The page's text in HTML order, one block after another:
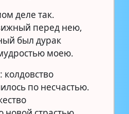
деле так.
перед нею,
был дурак
моею.
колдовство
по несчастью.